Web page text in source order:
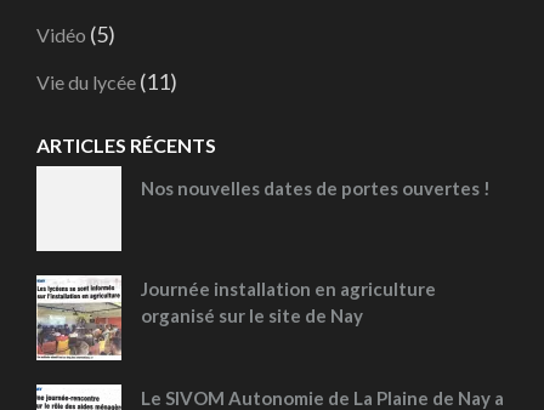
Vidéo (5)
Vie du lycée (11)
ARTICLES RÉCENTS
Nos nouvelles dates de portes ouvertes !
Journée installation en agriculture
organisé sur le site de Nay
Le SIVOM Autonomie de La Plaine de Nay a